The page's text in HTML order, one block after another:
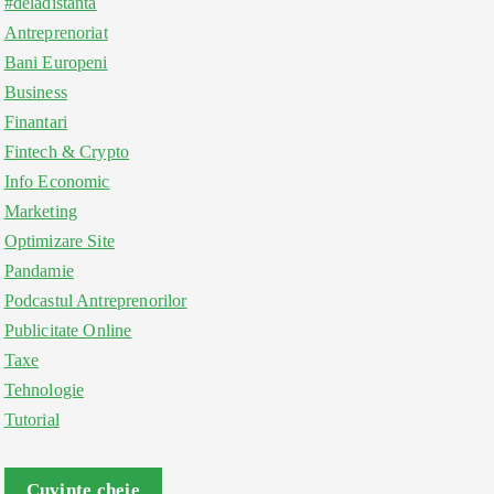
Antreprenoriat
Bani Europeni
Business
Finantari
Fintech & Crypto
Info Economic
Marketing
Optimizare Site
Pandamie
Podcastul Antreprenorilor
Publicitate Online
Taxe
Tehnologie
Tutorial